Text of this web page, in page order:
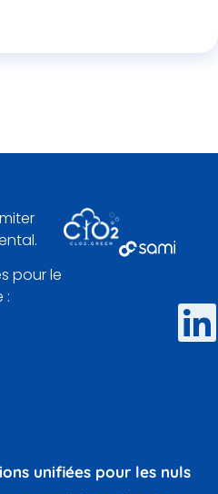
pour le
:
unifiées pour les nuls